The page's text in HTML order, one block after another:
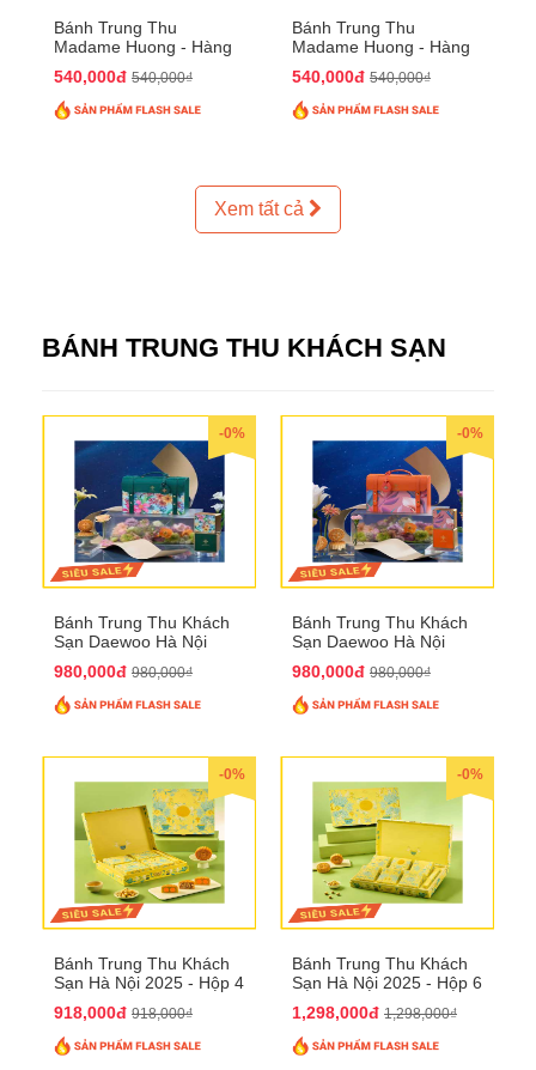
Bánh Trung Thu
Madame Huong - Hàng
540,000đ 540,000₫
Bánh Trung Thu
Madame Huong - Hàng
540,000đ 540,000₫
Xem tất cả
BÁNH TRUNG THU KHÁCH SẠN
-0%
Bánh Trung Thu Khách
Sạn Daewoo Hà Nội
QTTT30
980,000đ 980,000₫
-0%
Bánh Trung Thu Khách
Sạn Daewoo Hà Nội
QTTT31
980,000đ 980,000₫
-0%
Bánh Trung Thu Khách
Sạn Hà Nội 2025 - Hộp 4
918,000đ 918,000₫
-0%
Bánh Trung Thu Khách
Sạn Hà Nội 2025 - Hộp 6
1,298,000đ 1,298,000₫